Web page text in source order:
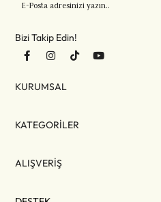
Bizi Takip Edin!
KURUMSAL
KATEGORİLER
ALIŞVERİŞ